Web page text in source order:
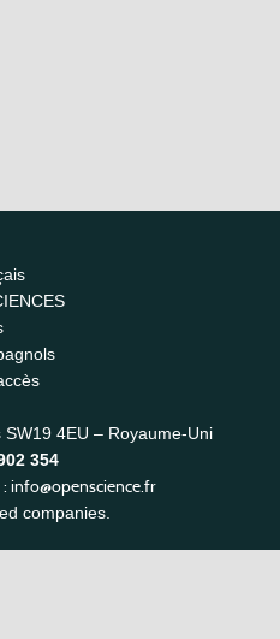
4EU – Royaume-Uni
354
info@openscience.fr
companies.